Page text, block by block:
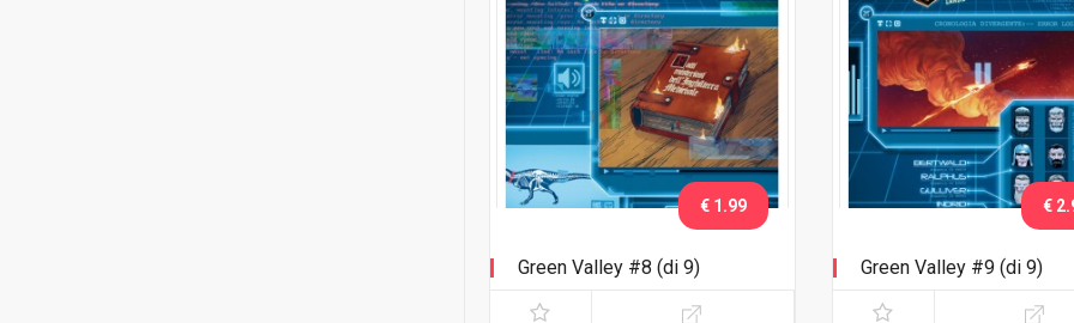
Green Valley #8 (di 9)
€ 1.99
Green Valley #9 (di 9)
€